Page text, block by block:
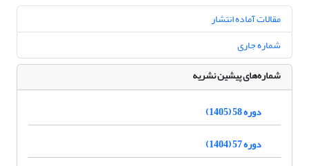
مقالات آماده انتشار
شماره جاری
شماره‌های پیشین نشریه
دوره 58 (1405)
دوره 57 (1404)